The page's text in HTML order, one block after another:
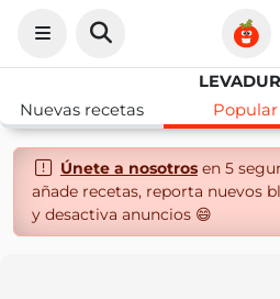
Nuevas recetas
Popular
Únete a nosotrosen 5
añade recetas, reporta nuevos
y desactiva anuncios 😄